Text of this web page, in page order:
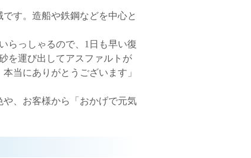
す。造船や鉄鋼などを中心と
らっしゃるので、1日も早い復
を運び出してアスファルトが
当にありがとうございます」
、お客様から「おかげで元気